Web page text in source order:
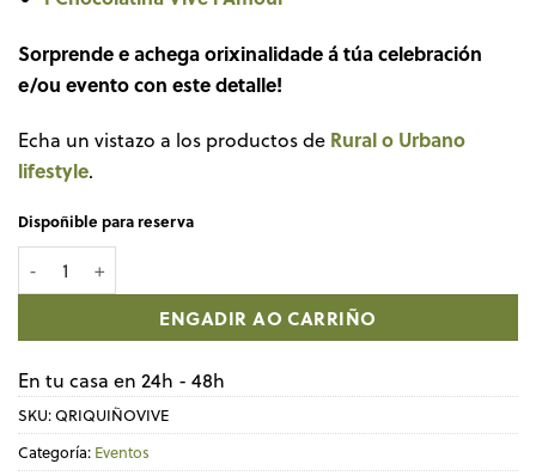
Sorprende e achega orixinalidade á túa celebración
e/ou evento con este detalle!
Echa un vistazo a los productos de Rural o Urbano
lifestyle.
Dispoñible para reserva
Que riquiño cantidade
ENGADIR AO CARRIÑO
En tu casa en 24h - 48h
SKU:QRIQUIÑOVIVE
Categoría: Eventos